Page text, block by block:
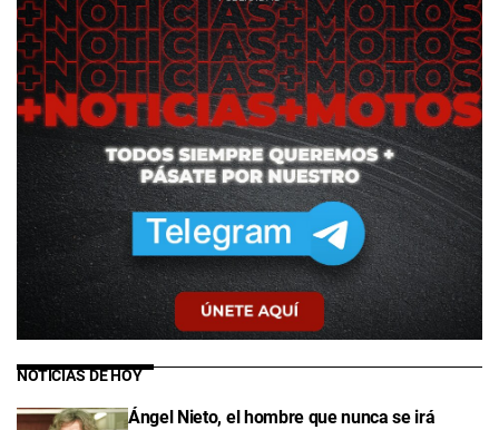
NOTICIAS DE HOY
Ángel Nieto, el hombre que nunca se irá